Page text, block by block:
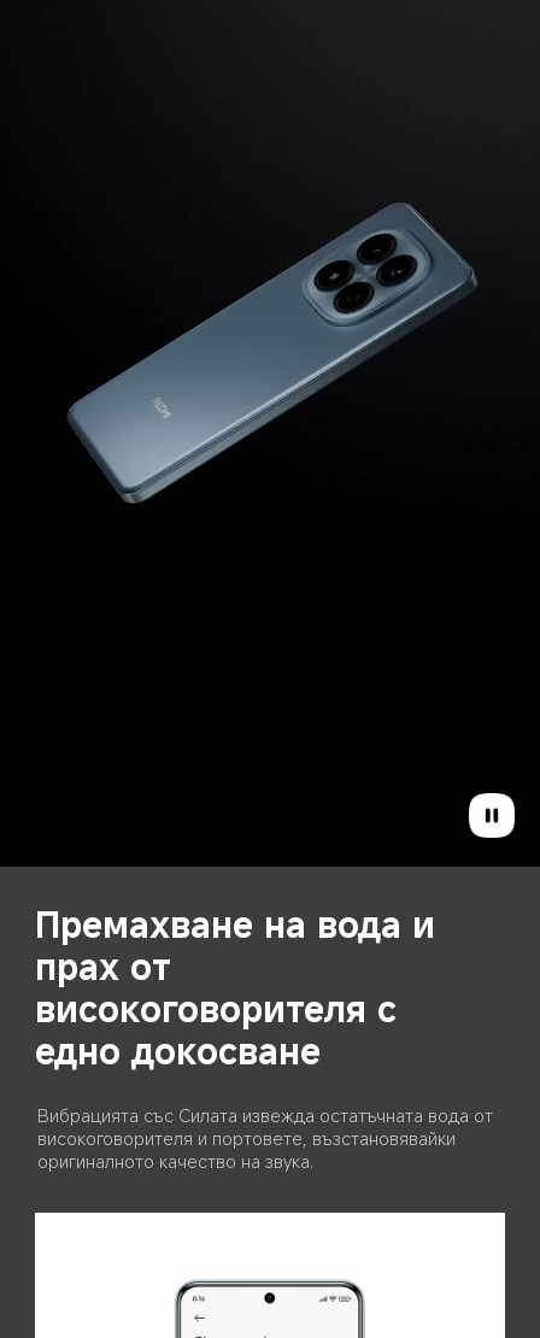
Wet Touch Technology 2.0
Wet Touch Technology 2.0 интелигентно разпознава
вода, масло, пяна, пот и други, осигурявайки по-
условия.